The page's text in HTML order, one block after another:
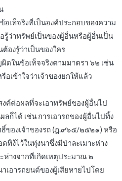
อเท็จริงที่เป็นองค์ประกอบของความ
ว่าทรัพย์เป็นของผู้อื่นหรือผู้อื่นเป็น
องรู้ว่าเป็นของใคร
ในข้อเท็จจริงตามมาตรา ๖๒ เช่น
อเข้าใจว่าเจ้าของยกให้แล้ว
งค์ต่อผลที่จะเอาทรัพย์ของผู้อื่นไป
ลก็ได้ เช่น การเอารถของผู้อื่นไปทิ้ง
ของเจ้าของรถ (ฎ.๙๖๕/๒๕๒๑) หรือ
ทิง้ไว้ในทุ่งนาซึ่งมีป่าละเมาะห่าง
างจากที่เกิดเหตุประมาณ ๒
เอารถยนต์ของผู้เสียหายไปโดย